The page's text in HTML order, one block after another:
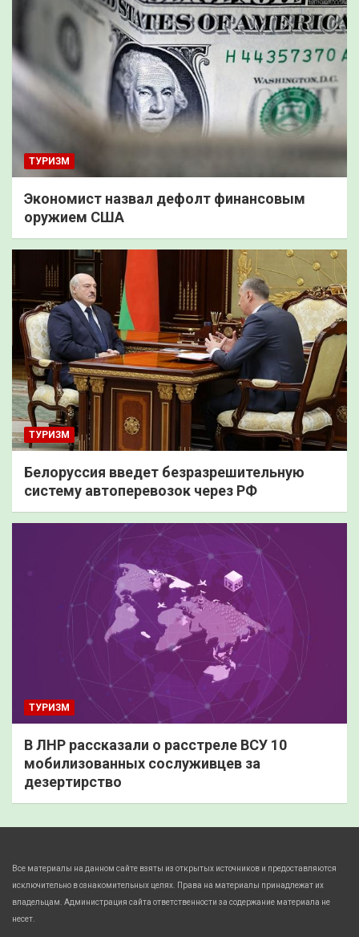
ТУРИЗМ
Экономист назвал дефолт финансовым
оружием США
ТУРИЗМ
Белоруссия введет безразрешительную
систему автоперевозок через РФ
ТУРИЗМ
В ЛНР рассказали о расстреле ВСУ 10
мобилизованных сослуживцев за
дезертирство
Все материалы на данном сайте взяты из открытых источников и предоставляются
исключительно в ознакомительных целях. Права на материалы принадлежат их
владельцам. Администрация сайта ответственности за содержание материала не
несет.